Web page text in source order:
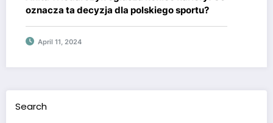
oznacza ta decyzja dla polskiego sportu?
April 11, 2024
Search